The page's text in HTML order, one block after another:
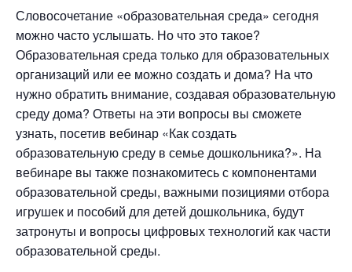
Словосочетание «образовательная среда» сегодня
можно часто услышать. Но что это такое?
Образовательная среда только для образовательных
организаций или ее можно создать и дома? На что
нужно обратить внимание, создавая образовательную
среду дома? Ответы на эти вопросы вы сможете
узнать, посетив вебинар «Как создать
образовательную среду в семье дошкольника?». На
вебинаре вы также познакомитесь с компонентами
образовательной среды, важными позициями отбора
игрушек и пособий для детей дошкольника, будут
затронуты и вопросы цифровых технологий как части
образовательной среды.